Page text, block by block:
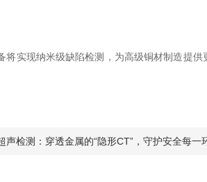
实现纳米级缺陷检测，为高级铜材制造提供
声检测：穿透金属的“隐形CT”，守护安全每一